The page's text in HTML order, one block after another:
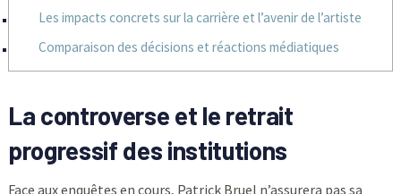
Les impacts concrets sur la carrière et l’avenir de l’artiste
Comparaison des décisions et réactions médiatiques
La controverse et le retrait
progressif des institutions
Face aux enquêtes en cours, Patrick Bruel n’assurera pas sa